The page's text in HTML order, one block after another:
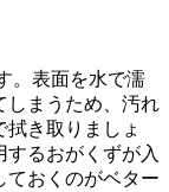
。表面を水で濡
しまうため、汚れ
き取りましょ
するおがくずが入
ておくのがベター